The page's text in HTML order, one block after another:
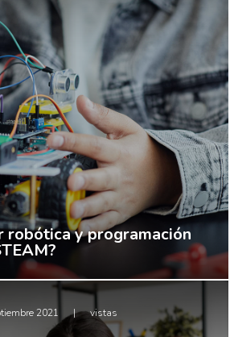
robótica y programación
2021 | vistas